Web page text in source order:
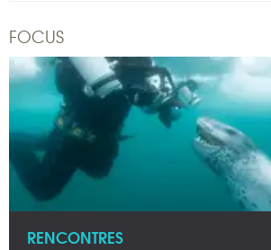
FOCUS
RENCONTRES